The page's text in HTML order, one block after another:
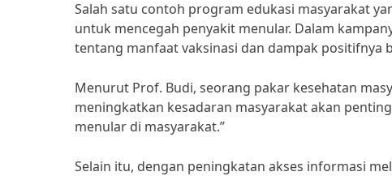
Salah satu contoh program edukasi masyarakat
untuk mencegah penyakit menular. Dalam
tentang manfaat vaksinasi dan dampak positifnya
Menurut Prof. Budi, seorang pakar kesehatan
meningkatkan kesadaran masyarakat akan
menular di masyarakat.”
Selain itu, dengan peningkatan akses informasi